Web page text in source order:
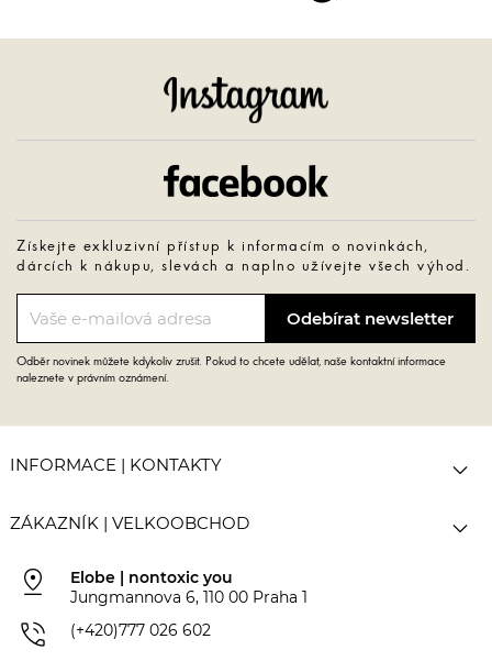
Získejte exkluzivní přístup k informacím o novinkách,
dárcích k nákupu, slevách a naplno užívejte všech výhod.
Odběr novinek můžete kdykoliv zrušit. Pokud to chcete udělat, naše kontaktní informace
naleznete v právním oznámení.
INFORMACE | KONTAKTY 
ZÁKAZNÍK | VELKOOBCHOD 
pin_drop
Elobe | nontoxic you
Jungmannova 6, 110 00 Praha 1
phone_in_talk (+420)777 026 602